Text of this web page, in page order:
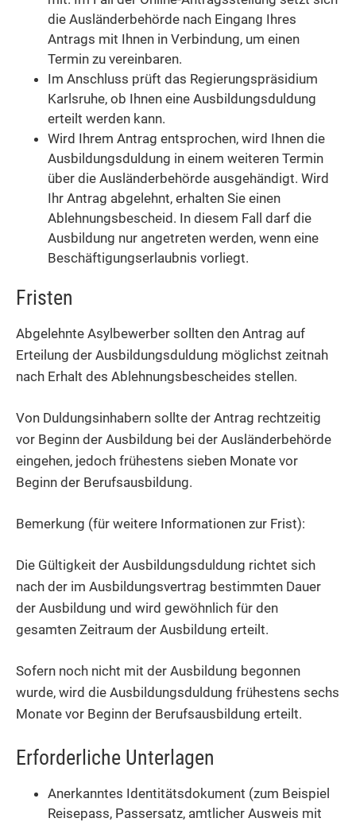
die Ausländerbehörde nach Eingang Ihres
Antrags mit Ihnen in Verbindung, um einen
Termin zu vereinbaren.
Im Anschluss prüft das Regierungspräsidium
Karlsruhe, ob Ihnen eine Ausbildungsduldung
erteilt werden kann.
Wird Ihrem Antrag entsprochen, wird Ihnen die
Ausbildungsduldung in einem weiteren Termin
über die Ausländerbehörde ausgehändigt. Wird
Ihr Antrag abgelehnt, erhalten Sie einen
Ablehnungsbescheid. In diesem Fall darf die
Ausbildung nur angetreten werden, wenn eine
Beschäftigungserlaubnis vorliegt.
Fristen
Abgelehnte Asylbewerber sollten den Antrag auf
Erteilung der Ausbildungsduldung möglichst zeitnah
nach Erhalt des Ablehnungsbescheides stellen.
Von Duldungsinhabern sollte der Antrag rechtzeitig
vor Beginn der Ausbildung bei der Ausländerbehörde
eingehen, jedoch frühestens sieben Monate vor
Beginn der Berufsausbildung.
Bemerkung (für weitere Informationen zur Frist):
Die Gültigkeit der Ausbildungsduldung richtet sich
nach der im Ausbildungsvertrag bestimmten Dauer
der Ausbildung und wird gewöhnlich für den
gesamten Zeitraum der Ausbildung erteilt.
Sofern noch nicht mit der Ausbildung begonnen
wurde, wird die Ausbildungsduldung frühestens sechs
Monate vor Beginn der Berufsausbildung erteilt.
Erforderliche Unterlagen
Anerkanntes Identitätsdokument (zum Beispiel
Reisepass, Passersatz, amtlicher Ausweis mit